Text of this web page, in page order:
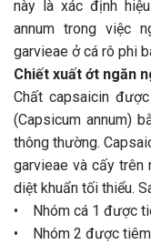
này là xác định
annum trong việc
garvieae ở cá rô phi
Chiết xuất ớt ngăn
Chất capsaicin
(Capsicum annum)
thông thường.
garvieae và cấy
diệt khuẩn tối thiểu.
• Nhóm cá 1 được
• Nhóm 2 được tiêm